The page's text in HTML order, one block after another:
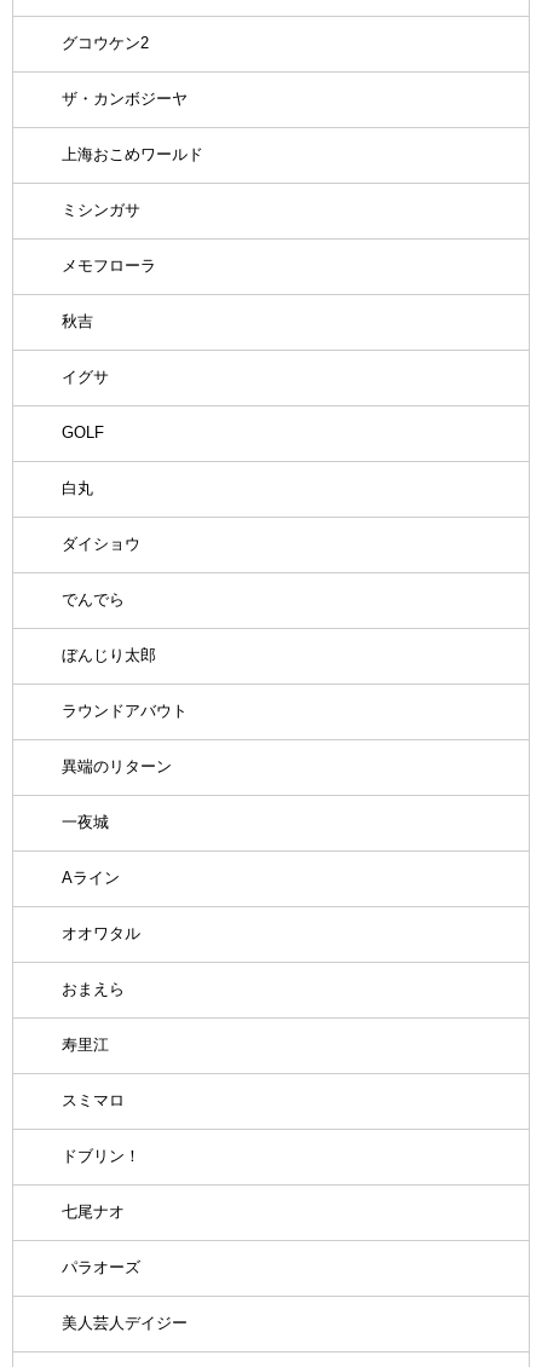
グコウケン2
ザ・カンボジーヤ
上海おこめワールド
ミシンガサ
メモフローラ
秋吉
イグサ
GOLF
白丸
ダイショウ
でんでら
ぼんじり太郎
ラウンドアバウト
異端のリターン
一夜城
Aライン
オオワタル
おまえら
寿里江
スミマロ
ドブリン！
七尾ナオ
パラオーズ
美人芸人デイジー